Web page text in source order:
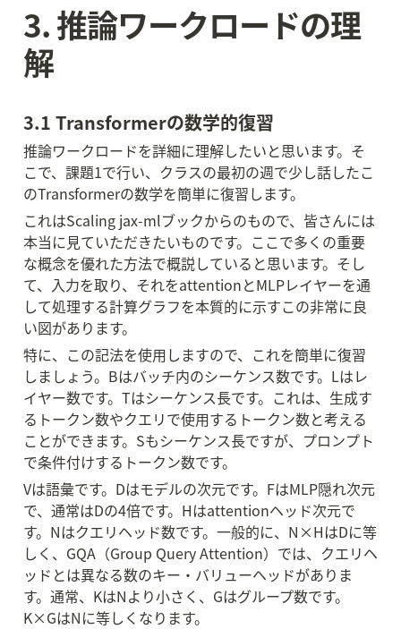
3. 推論ワークロードの理
解
3.1 Transformerの数学的復習
推論ワークロードを詳細に理解したいと思います。そ
こで、課題1で行い、クラスの最初の週で少し話したこ
のTransformerの数学を簡単に復習します。
これはScaling jax-mlブックからのもので、皆さんには
本当に見ていただきたいものです。ここで多くの重要
な概念を優れた方法で概説していると思います。そし
て、入力を取り、それをattentionとMLPレイヤーを通
して処理する計算グラフを本質的に示すこの非常に良
い図があります。
特に、この記法を使用しますので、これを簡単に復習
しましょう。Bはバッチ内のシーケンス数です。Lはレ
イヤー数です。Tはシーケンス長です。これは、生成す
るトークン数やクエリで使用するトークン数と考える
ことができます。Sもシーケンス長ですが、プロンプト
で条件付けするトークン数です。
Vは語彙です。Dはモデルの次元です。FはMLP隠れ次元
で、通常はDの4倍です。Hはattentionヘッド次元で
す。Nはクエリヘッド数です。一般的に、N×HはDに等
しく、GQA（Group Query Attention）では、クエリヘ
ッドとは異なる数のキー・バリューヘッドがありま
す。通常、KはNより小さく、Gはグループ数です。
K×GはNに等しくなります。